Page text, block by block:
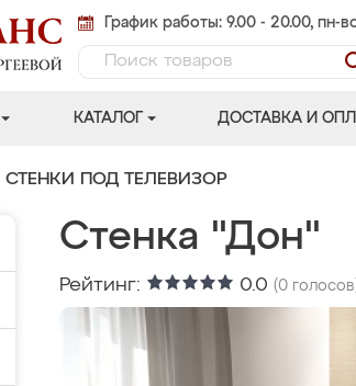
График работы: 9.00 - 20.00, пн-
КАТАЛОГ ДОСТАВКА И
СТЕНКИ ПОД ТЕЛЕВИЗОР
Стенка "Дон"
Рейтинг: 0.0 (0